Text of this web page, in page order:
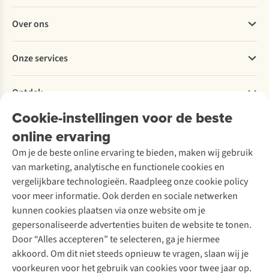
Cookie-instellingen voor de beste
online ervaring
Om je de beste online ervaring te bieden, maken wij gebruik
van marketing, analytische en functionele cookies en
vergelijkbare technologieën. Raadpleeg onze cookie policy
voor meer informatie. Ook derden en sociale netwerken
kunnen cookies plaatsen via onze website om je
gepersonaliseerde advertenties buiten de website te tonen.
Door “Alles accepteren” te selecteren, ga je hiermee
akkoord. Om dit niet steeds opnieuw te vragen, slaan wij je
voorkeuren voor het gebruik van cookies voor twee jaar op.
Bestellen
Betalen
Levering
Retourneren
Bestelling herroepen
Garantie
Contact
Over ons
Explore More
Verantwoord ondernemen
Over Ayacucho
Over A.S.Adventure
Toegankelijkheidsverklaring
Onze services
Ski-onderhoud
Wasservice
Schoenonderhoud
Schoenherstelling
Kledingherstelling
Retouches
Voor bedrijven
Ontdek
A.S.Magazine
Podcast
Explore Academy
Explore Camp
Gear Check
Inspiratie & advies
Meld je aan voor de nieuwsbrief
Follow us